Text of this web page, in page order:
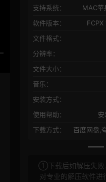
支持系统：
MAC苹
软件版本：
文件格式：
分辨率：
文件大小：
音乐：
安装方式：
使用帮助：
下载方式：
百度网盘,
①下载后如解压失败
对专业的解压软件进